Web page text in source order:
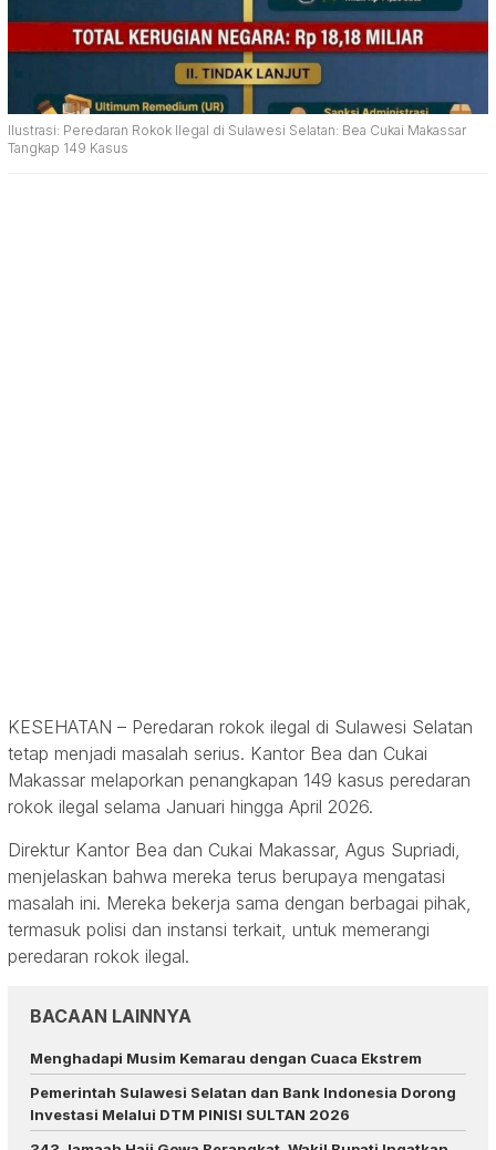
Ilustrasi: Peredaran Rokok Ilegal di Sulawesi Selatan: Bea Cukai Makassar
Tangkap 149 Kasus
KESEHATAN – Peredaran rokok ilegal di Sulawesi Selatan
tetap menjadi masalah serius. Kantor Bea dan Cukai
Makassar melaporkan penangkapan 149 kasus peredaran
rokok ilegal selama Januari hingga April 2026.
Direktur Kantor Bea dan Cukai Makassar, Agus Supriadi,
menjelaskan bahwa mereka terus berupaya mengatasi
masalah ini. Mereka bekerja sama dengan berbagai pihak,
termasuk polisi dan instansi terkait, untuk memerangi
peredaran rokok ilegal.
BACAAN LAINNYA
Menghadapi Musim Kemarau dengan Cuaca Ekstrem
Pemerintah Sulawesi Selatan dan Bank Indonesia Dorong
Investasi Melalui DTM PINISI SULTAN 2026